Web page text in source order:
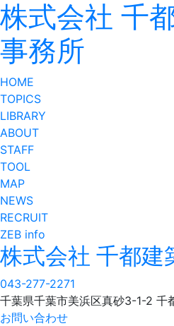
株式会社 千
事務所
HOME
TOPICS
LIBRARY
ABOUT
STAFF
TOOL
MAP
NEWS
RECRUIT
ZEB info
株式会社 千都建
043-277-2271
千葉県千葉市美浜区真砂3-1-2 千
お問い合わせ